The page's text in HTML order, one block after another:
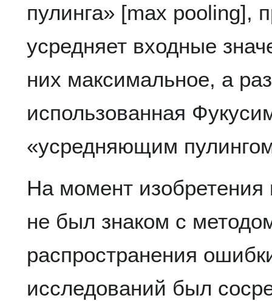
пулинга» [max pooling],
усредняет входные
них максимальное, а
использованная
«усредняющим
На момент изобретения
не был знаком с
распространения
исследований был